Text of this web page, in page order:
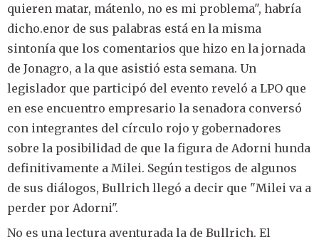
quieren matar, mátenlo, no es mi problema", habría
dicho.enor de sus palabras está en la misma
sintonía que los comentarios que hizo en la jornada
de Jonagro, a la que asistió esta semana. Un
legislador que participó del evento reveló a LPO que
en ese encuentro empresario la senadora conversó
con integrantes del círculo rojo y gobernadores
sobre la posibilidad de que la figura de Adorni hunda
definitivamente a Milei. Según testigos de algunos
de sus diálogos, Bullrich llegó a decir que "Milei va a
perder por Adorni".
No es una lectura aventurada la de Bullrich. El